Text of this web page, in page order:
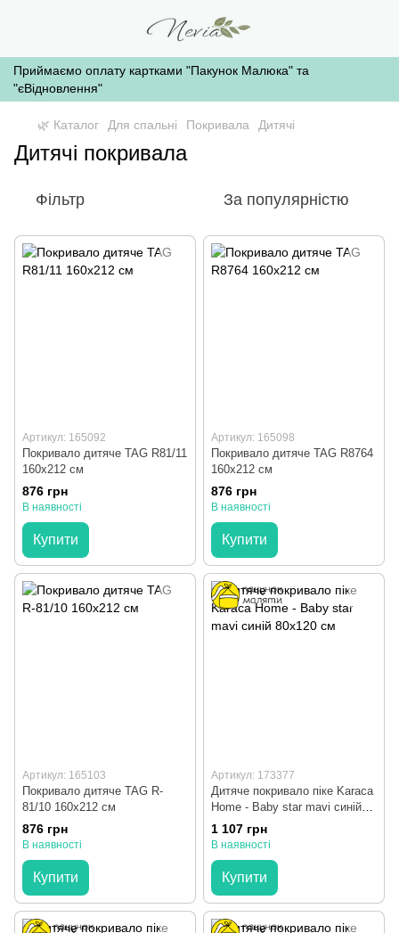
Приймаємо оплату картками "Пакунок Малюка" та
"єВідновлення"
🌿 Каталог Для спальні Покривала Дитячі
Дитячі покривала
Фільтр За популярністю
Артикул: 165092
Покривало дитяче TAG R81/11
160x212 см
876 грн
В наявності
Купити
Артикул: 165098
Покривало дитяче TAG R8764
160x212 см
876 грн
В наявності
Купити
Артикул: 165103
Покривало дитяче TAG R-
81/10 160x212 см
876 грн
В наявності
Купити
Артикул: 173377
Дитяче покривало піке Karaca
Home - Baby star mavi синій
80х120 см
1 107 грн
В наявності
Купити